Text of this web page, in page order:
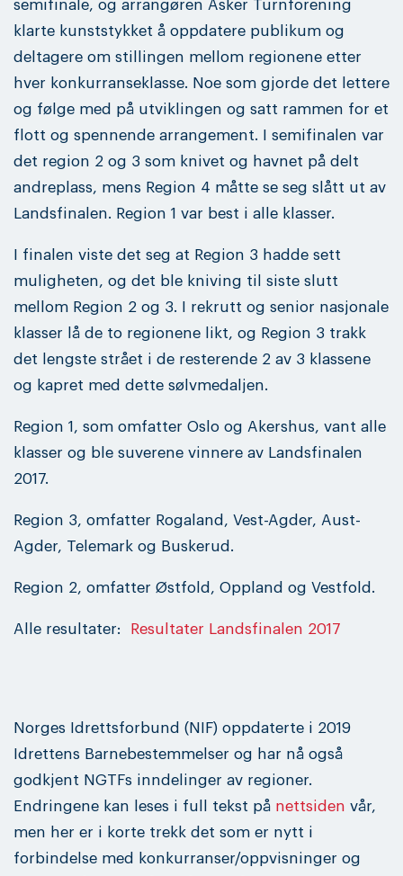
semifinale, og arrangøren Asker Turnforening
klarte kunststykket å oppdatere publikum og
deltagere om stillingen mellom regionene etter
hver konkurranseklasse. Noe som gjorde det lettere
og følge med på utviklingen og satt rammen for et
flott og spennende arrangement. I semifinalen var
det region 2 og 3 som knivet og havnet på delt
andreplass, mens Region 4 måtte se seg slått ut av
Landsfinalen. Region 1 var best i alle klasser.
I finalen viste det seg at Region 3 hadde sett
muligheten, og det ble kniving til siste slutt
mellom Region 2 og 3. I rekrutt og senior nasjonale
klasser lå de to regionene likt, og Region 3 trakk
det lengste strået i de resterende 2 av 3 klassene
og kapret med dette sølvmedaljen.
Region 1, som omfatter Oslo og Akershus, vant alle
klasser og ble suverene vinnere av Landsfinalen
2017.
Region 3, omfatter Rogaland, Vest-Agder, Aust-
Agder, Telemark og Buskerud.
Region 2, omfatter Østfold, Oppland og Vestfold.
Alle resultater: Resultater Landsfinalen 2017
Norges Idrettsforbund (NIF) oppdaterte i 2019
Idrettens Barnebestemmelser og har nå også
godkjent NGTFs inndelinger av regioner.
Endringene kan leses i full tekst på nettsiden vår,
men her er i korte trekk det som er nytt i
forbindelse med konkurranser/oppvisninger og